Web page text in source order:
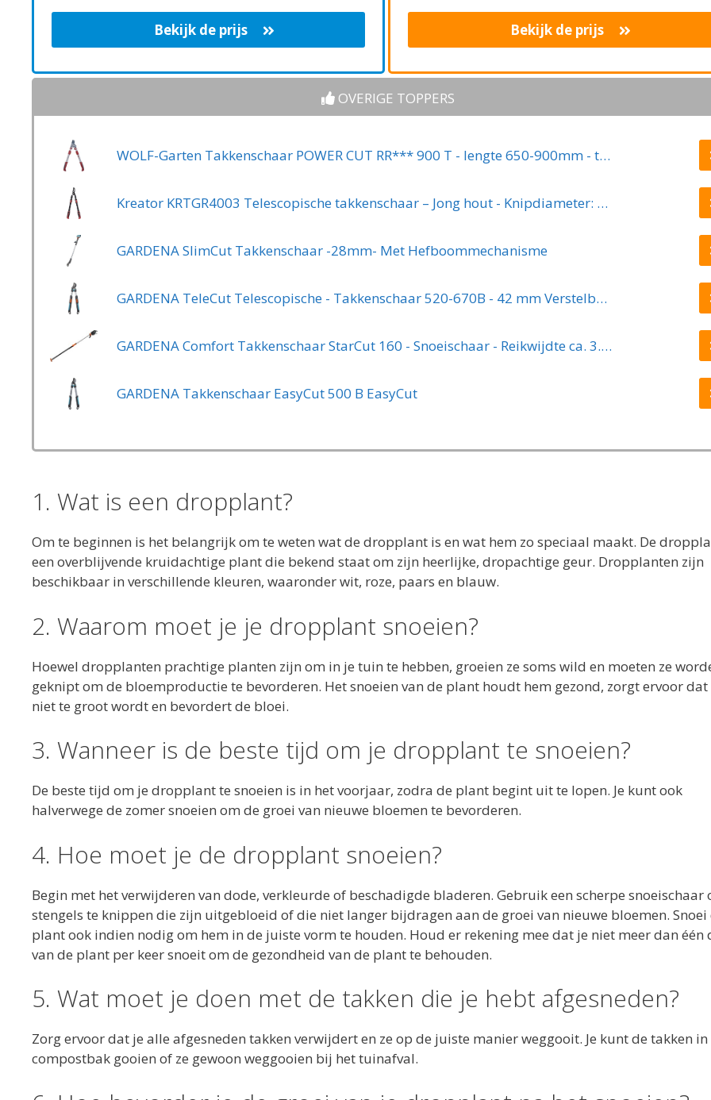
Bekijk de prijs Bekijk de prijs
OVERIGE TOPPERS
WOLF-Garten Takkenschaar POWER CUT RR*** 900 T - lengte 650-900mm - telescoop - aluminium hefboomarmen - 4x meer kracht - messpanning instelbaar
Kreator KRTGR4003 Telescopische takkenschaar – Jong hout - Knipdiameter: Ø34 mm
GARDENA SlimCut Takkenschaar -28mm- Met Hefboommechanisme
GARDENA TeleCut Telescopische - Takkenschaar 520-670B - 42 mm Verstelbare Lengte
GARDENA Comfort Takkenschaar StarCut 160 - Snoeischaar - Reikwijdte ca. 3.5 m - Max Knipdiameter 32 mm
GARDENA Takkenschaar EasyCut 500 B EasyCut
1. Wat is een dropplant?
Om te beginnen is het belangrijk om te weten wat de dropplant is en wat hem zo speciaal maakt. De
een overblijvende kruidachtige plant die bekend staat om zijn heerlijke, dropachtige geur. Dropplanten zijn
beschikbaar in verschillende kleuren, waaronder wit, roze, paars en blauw.
2. Waarom moet je je dropplant snoeien?
Hoewel dropplanten prachtige planten zijn om in je tuin te hebben, groeien ze soms wild en moeten ze
geknipt om de bloemproductie te bevorderen. Het snoeien van de plant houdt hem gezond, zorgt ervoor
niet te groot wordt en bevordert de bloei.
3. Wanneer is de beste tijd om je dropplant te snoeien?
De beste tijd om je dropplant te snoeien is in het voorjaar, zodra de plant begint uit te lopen. Je kunt ook
halverwege de zomer snoeien om de groei van nieuwe bloemen te bevorderen.
4. Hoe moet je de dropplant snoeien?
Begin met het verwijderen van dode, verkleurde of beschadigde bladeren. Gebruik een scherpe snoeischaar
stengels te knippen die zijn uitgebloeid of die niet langer bijdragen aan de groei van nieuwe bloemen. Snoei
plant ook indien nodig om hem in de juiste vorm te houden. Houd er rekening mee dat je niet meer dan één
van de plant per keer snoeit om de gezondheid van de plant te behouden.
5. Wat moet je doen met de takken die je hebt afgesneden?
Zorg ervoor dat je alle afgesneden takken verwijdert en ze op de juiste manier weggooit. Je kunt de takken in
compostbak gooien of ze gewoon weggooien bij het tuinafval.